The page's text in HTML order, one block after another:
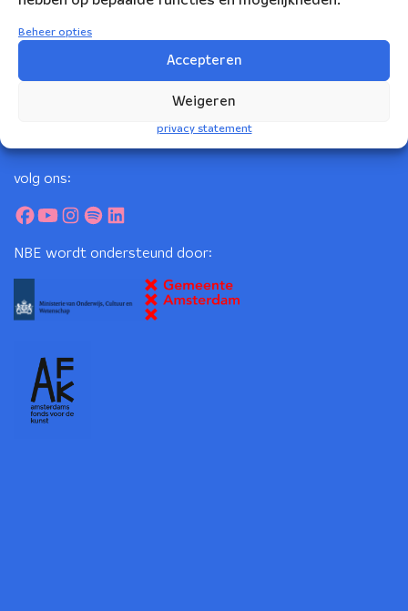
Beheer opties
Accepteren
Weigeren
privacy statement
Korte Leidsedwarsstraat 12
volg ons:
NBE wordt ondersteund door: